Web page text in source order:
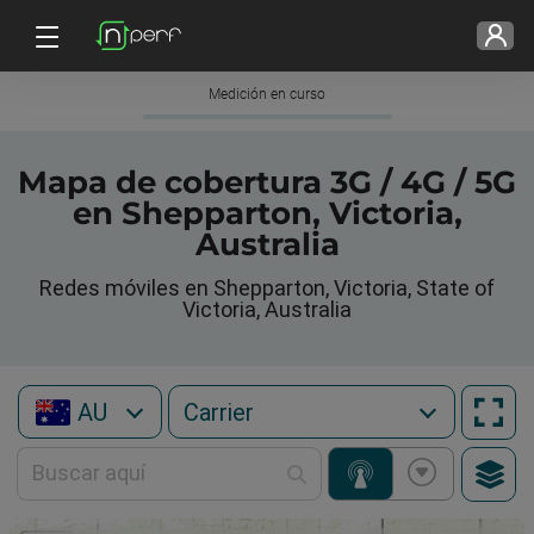
Medición en curso
Mapa de cobertura 3G / 4G / 5G
en Shepparton, Victoria,
Australia
Redes móviles en Shepparton, Victoria, State of
Victoria, Australia
AU